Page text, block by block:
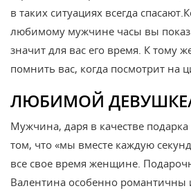
в таких ситуациях всегда
любимому мужчине часы вы
значит для вас его время. К тому
помнить вас, когда посмотрит на
ЛЮБИМОЙ
Мужчина, даря в качестве
том, что «мы вместе каждую
все свое время женщине.
Валентина особенно романтичны